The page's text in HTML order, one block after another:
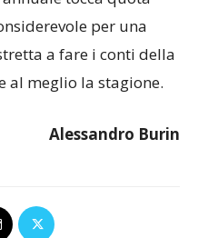
per una
a fare i conti della
al meglio la stagione.
Alessandro Burin